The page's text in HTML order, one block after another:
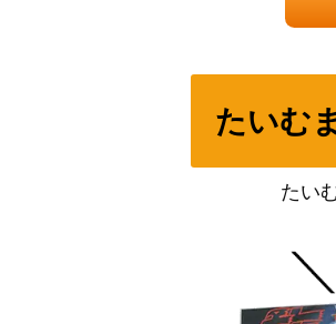
エレン・イェーガ
シェリル・ノー
ガメラ （UR/
たいむ
たい